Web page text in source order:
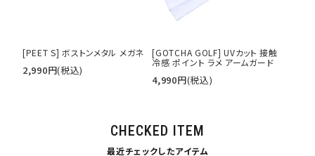
[PEET S] ボストンメタル メガネ
2,990円(税込)
[GOTCHA GOLF] UVカット 接触
冷感 ポイント ラメ アームガード
4,990円(税込)
CHECKED ITEM
最近チェックしたアイテム